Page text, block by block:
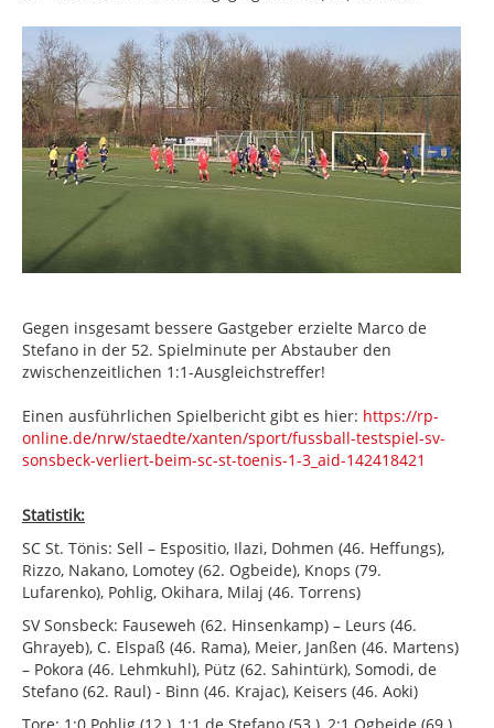
Gegen insgesamt bessere Gastgeber erzielte Marco de
Stefano in der 52. Spielminute per Abstauber den
zwischenzeitlichen 1:1-Ausgleichstreffer!
Einen ausführlichen Spielbericht gibt es hier: https://rp-
online.de/nrw/staedte/xanten/sport/fussball-testspiel-sv-
sonsbeck-verliert-beim-sc-st-toenis-1-3_aid-142418421
Statistik:
SC St. Tönis: Sell – Espositio, Ilazi, Dohmen (46. Heffungs),
Rizzo, Nakano, Lomotey (62. Ogbeide), Knops (79.
Lufarenko), Pohlig, Okihara, Milaj (46. Torrens)
SV Sonsbeck: Fauseweh (62. Hinsenkamp) – Leurs (46.
Ghrayeb), C. Elspaß (46. Rama), Meier, Janßen (46. Martens)
– Pokora (46. Lehmkuhl), Pütz (62. Sahintürk), Somodi, de
Stefano (62. Raul) - Binn (46. Krajac), Keisers (46. Aoki)
Tore: 1:0 Pohlig (12.), 1:1 de Stefano (53.), 2:1 Ogbeide (69.),